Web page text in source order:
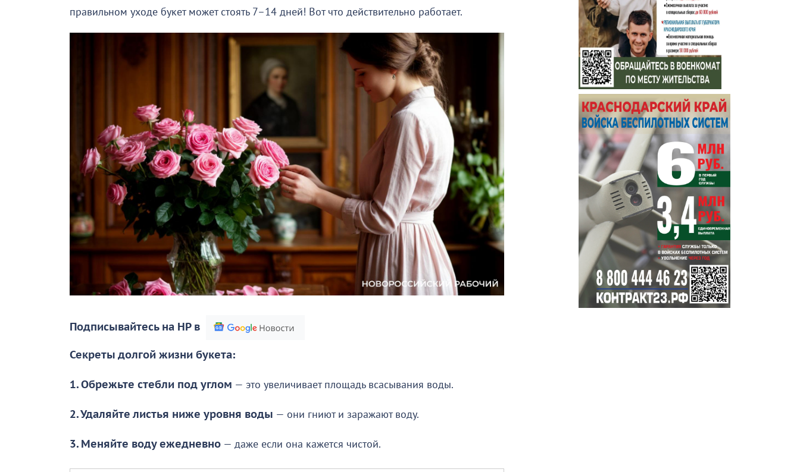
правильном уходе букет может стоять 7–14 дней! Вот что действительно работает.
Подписывайтесь на НР в
Секреты долгой жизни букета:
1. Обрежьте стебли под углом — это увеличивает площадь всасывания воды.
2. Удаляйте листья ниже уровня воды — они гниют и заражают воду.
3. Меняйте воду ежедневно — даже если она кажется чистой.